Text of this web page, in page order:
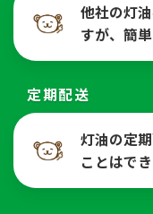
他社の灯
すが、簡
定期配送
灯油の定
ことはで